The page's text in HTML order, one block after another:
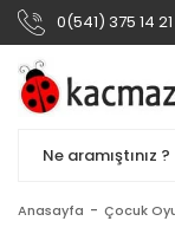
0(541) 375 14 21
Anasayfa Çocuk